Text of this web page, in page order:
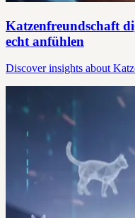
Katzenfreundschaft
echt anfühlen
Discover insights about